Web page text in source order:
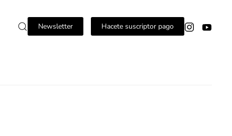
Newsletter Hacete suscriptor pago